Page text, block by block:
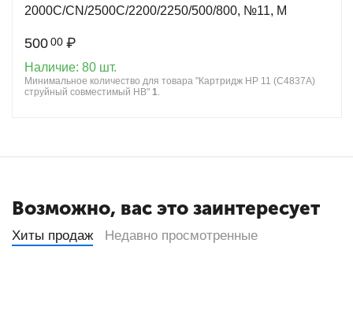
2000C/CN/2500C/2200/2250/500/800, №11, M
500 00 ₽
Наличие: 80 шт.
Минимальное количество для товара "Картридж HP 11 (C4837A)
струйный совместимый HB" 1.
Возможно, вас это заинтересует
Хиты продаж Недавно просмотренные